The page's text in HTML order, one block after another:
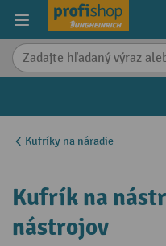
content
Kufríky na náradie
Kufrík na
nástrojov